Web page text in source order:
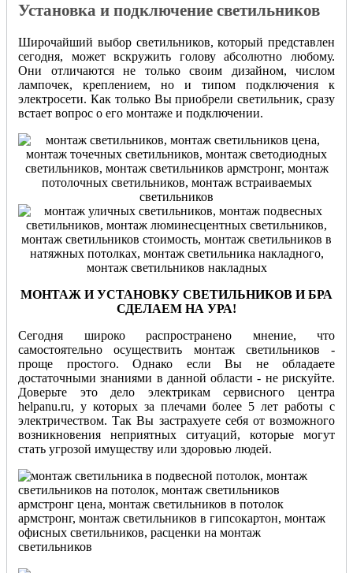
Установка и подключение светильников
Широчайший выбор светильников, который представлен
сегодня, может вскружить голову абсолютно любому.
Они отличаются не только своим дизайном, числом
лампочек, креплением, но и типом подключения к
электросети. Как только Вы приобрели светильник, сразу
встает вопрос о его монтаже и подключении.
МОНТАЖ И УСТАНОВКУ СВЕТИЛЬНИКОВ И БРА
СДЕЛАЕМ НА УРА!
Сегодня широко распространено мнение, что
самостоятельно осуществить монтаж светильников -
проще простого. Однако если Вы не обладаете
достаточными знаниями в данной области - не рискуйте.
Доверьте это дело электрикам сервисного центра
helpanu.ru, у которых за плечами более 5 лет работы с
электричеством. Так Вы застрахуете себя от возможного
возникновения неприятных ситуаций, которые могут
стать угрозой имуществу или здоровью людей.